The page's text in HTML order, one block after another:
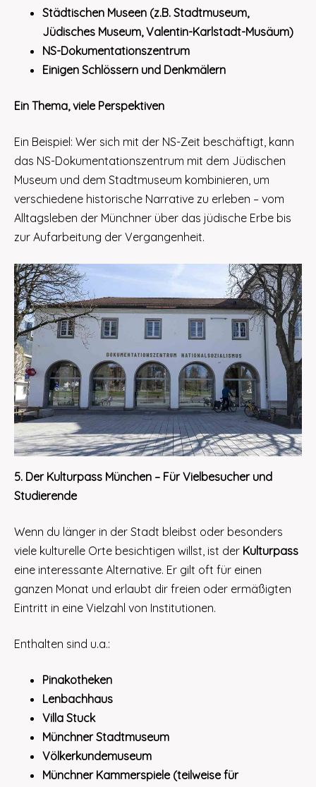
Städtischen Museen (z.B. Stadtmuseum,
Jüdisches Museum, Valentin-Karlstadt-Musäum)
NS-Dokumentationszentrum
Einigen Schlössern und Denkmälern
Ein Thema, viele Perspektiven
Ein Beispiel: Wer sich mit der NS-Zeit beschäftigt, kann
das NS-Dokumentationszentrum mit dem Jüdischen
Museum und dem Stadtmuseum kombinieren, um
verschiedene historische Narrative zu erleben – vom
Alltagsleben der Münchner über das jüdische Erbe bis
zur Aufarbeitung der Vergangenheit.
5. Der Kulturpass München – Für Vielbesucher und
Studierende
Wenn du länger in der Stadt bleibst oder besonders
viele kulturelle Orte besichtigen willst, ist der Kulturpass
eine interessante Alternative. Er gilt oft für einen
ganzen Monat und erlaubt dir freien oder ermäßigten
Eintritt in eine Vielzahl von Institutionen.
Enthalten sind u.a.:
Pinakotheken
Lenbachhaus
Villa Stuck
Münchner Stadtmuseum
Völkerkundemuseum
Münchner Kammerspiele (teilweise für